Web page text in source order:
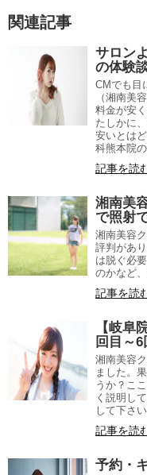
関連記事
サロン
の体験
CMでも目
（湘南美
料金が安
たしかに
安いとは
科熊本院
記事を読
湘南美
で照射
湘南美容
評判があ
は脱ぐ必
のかなど
記事を読
【岐阜
回目～
湘南美容
ました。
うか？こ
く説明し
して下さい
記事を読
予約・